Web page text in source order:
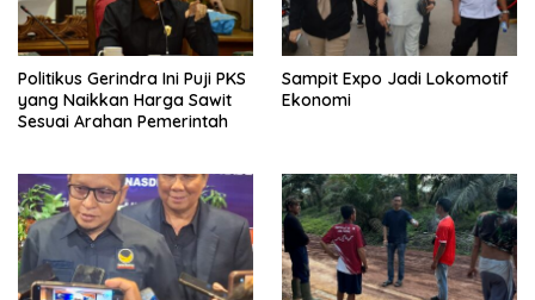
Politikus Gerindra Ini Puji PKS
yang Naikkan Harga Sawit
Sesuai Arahan Pemerintah
Sampit Expo Jadi Lokomotif
Ekonomi